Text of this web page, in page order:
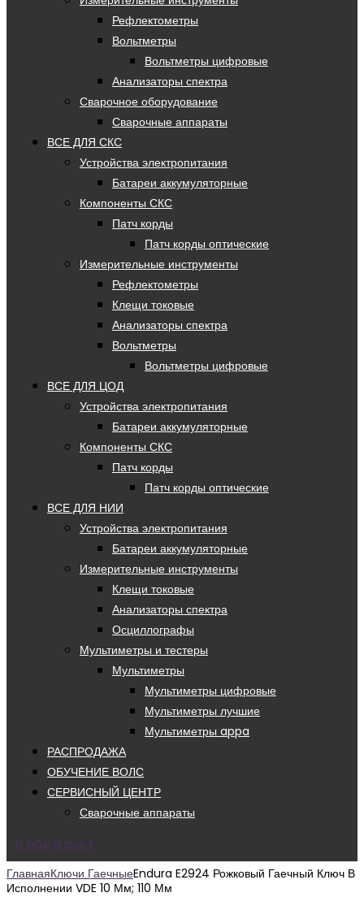
Рефлектометры
Вольтметры
Вольтметры цифровые
Анализаторы спектра
Сварочное оборудование
Сварочные аппараты
ВСЕ ДЛЯ СКС
Устройства электропитания
Батареи аккумуляторные
Компоненты СКС
Патч корды
Патч корды оптические
Измерительные инструменты
Рефлектометры
Клещи токовые
Анализаторы спектра
Вольтметры
Вольтметры цифровые
ВСЕ ДЛЯ ЦОД
Устройства электропитания
Батареи аккумуляторные
Компоненты СКС
Патч корды
Патч корды оптические
ВСЕ ДЛЯ НИИ
Устройства электропитания
Батареи аккумуляторные
Измерительные инструменты
Клещи токовые
Анализаторы спектра
Осциллографы
Мультиметры и тестеры
Мультиметры
Мультиметры цифровые
Мультиметры лучшие
Мультиметры appa
РАСПРОДАЖА
ОБУЧЕНИЕ ВОЛС
СЕРВИСНЫЙ ЦЕНТР
Сварочные аппараты
0.00₽ 0 Cart
ГлавнаяКлючи ГаечныеEndura E2924 Рожковый Гаечный Ключ В
Исполнении VDE 10 Мм; 110 Мм